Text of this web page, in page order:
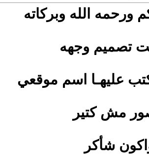
ورحمه الله وبركاته
تصميم وجهه
عليهـا اسم موقعي
مش كتير
شأكر